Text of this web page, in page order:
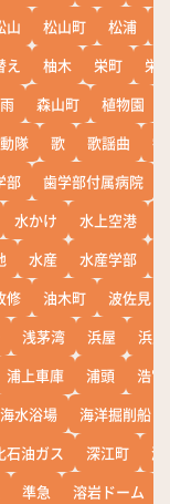
山 松山町 松浦
え 柚木 栄町
栄
森山町 植物園
隊 歌 歌謡曲
部 歯学部付属病院
水かけ 水上空港
水産 水産学部
修 油木町
波佐見
浅茅湾 浜屋
浜
浦上車庫 浦頭
浩宮
海水浴場
海洋掘削船
石油ガス 深江町
淵
準急 溶岩ドーム